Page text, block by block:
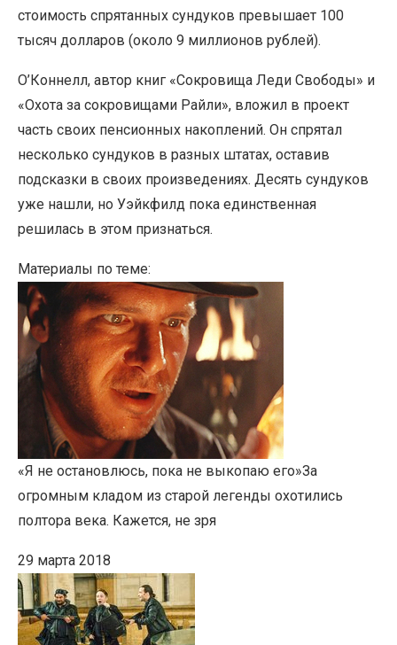
стоимость спрятанных сундуков превышает 100
тысяч долларов (около 9 миллионов рублей).
О’Коннелл, автор книг «Сокровища Леди Свободы» и
«Охота за сокровищами Райли», вложил в проект
часть своих пенсионных накоплений. Он спрятал
несколько сундуков в разных штатах, оставив
подсказки в своих произведениях. Десять сундуков
уже нашли, но Уэйкфилд пока единственная
решилась в этом признаться.
Материалы по теме:
«Я не остановлюсь, пока не выкопаю его»За
огромным кладом из старой легенды охотились
полтора века. Кажется, не зря
29 марта 2018